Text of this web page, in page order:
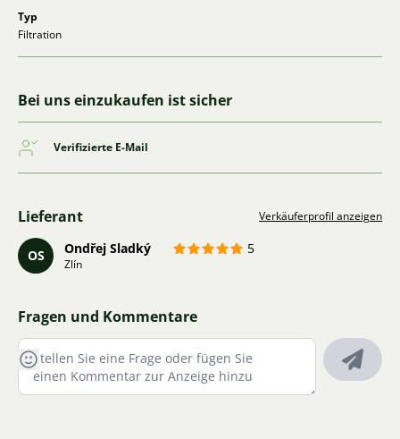
Typ
Filtration
Bei uns einzukaufen ist sicher
Verifizierte E-Mail
Lieferant Verkäuferprofil anzeigen
OS Ondřej Sladký 5
Zlín
Fragen und Kommentare